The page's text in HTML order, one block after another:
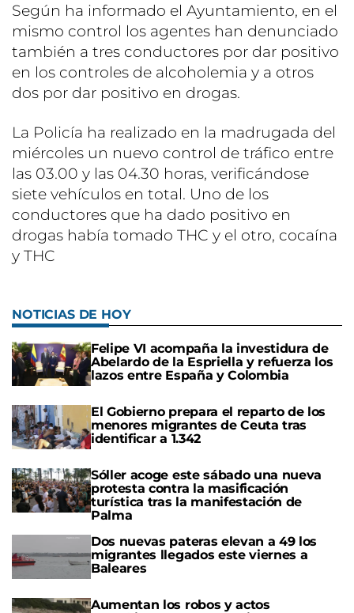
Según ha informado el Ayuntamiento, en el
mismo control los agentes han denunciado
también a tres conductores por dar positivo
en los controles de alcoholemia y a otros
dos por dar positivo en drogas.
La Policía ha realizado en la madrugada del
miércoles un nuevo control de tráfico entre
las 03.00 y las 04.30 horas, verificándose
siete vehículos en total. Uno de los
conductores que ha dado positivo en
drogas había tomado THC y el otro, cocaína
y THC
NOTICIAS DE HOY
Felipe VI acompaña la investidura de
Abelardo de la Espriella y refuerza los
lazos entre España y Colombia
El Gobierno prepara el reparto de los
menores migrantes de Ceuta tras
identificar a 1.342
Sóller acoge este sábado una nueva
protesta contra la masificación
turística tras la manifestación de
Palma
Dos nuevas pateras elevan a 49 los
migrantes llegados este viernes a
Baleares
Aumentan los robos y actos